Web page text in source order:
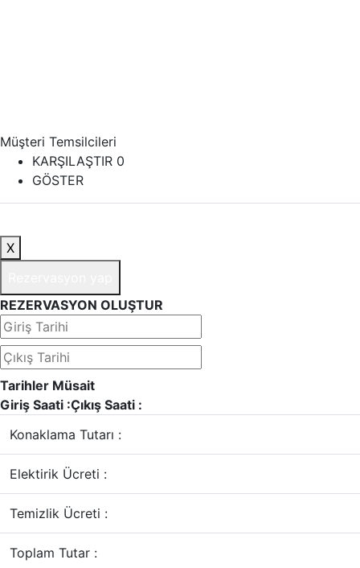
Müşteri Temsilcileri
KARŞILAŞTIR 0
GÖSTER
X
REZERVASYON OLUŞTUR
Tarihler Müsait
Giriş Saati :Çıkış Saati :
Konaklama Tutarı :
Elektirik Ücreti :
Temizlik Ücreti :
Toplam Tutar :